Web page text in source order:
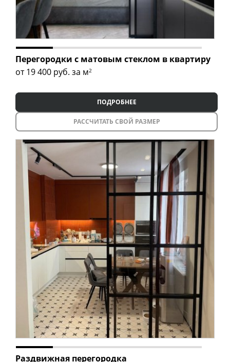
Перегородки с матовым стеклом в квартиру
от 19 400 руб. за м2
ПОДРОБНЕЕ
РАССЧИТАТЬ СВОЙ РАЗМЕР
Раздвижная перегородка